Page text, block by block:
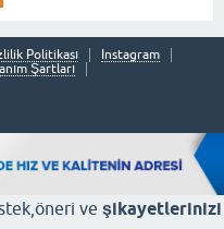
Politikası
Instagram
Şartları
ve şikayetlerinizi